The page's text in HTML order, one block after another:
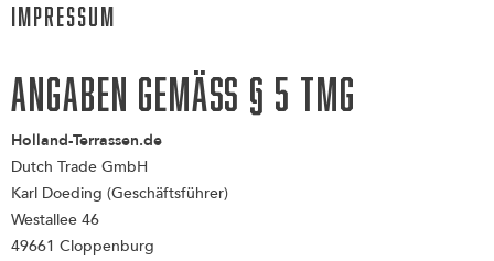
Impressum
Angaben gemäß § 5 TMG
Holland-Terrassen.de
Dutch Trade GmbH
Karl Doeding (Geschäftsführer)
Westallee 46
49661 Cloppenburg